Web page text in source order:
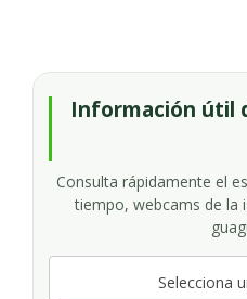
Información útil
Consulta rápidamente el
tiempo, webcams de la
Selecciona